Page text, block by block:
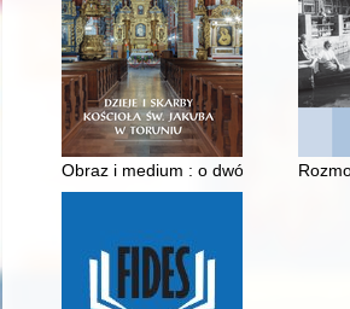
Obraz i medium : o dwóch